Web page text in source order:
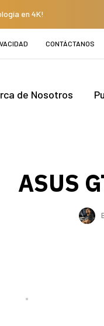
en 4K!
CONTÁCTANOS
de Nosotros
ASUS